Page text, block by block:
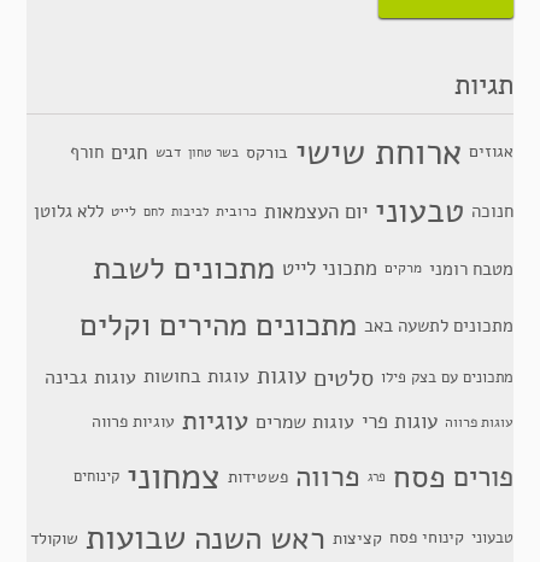
תגיות
אגוזים ארוחת שישי בורקס בשר טחון דבש חגים חורף
חנוכה טבעוני יום העצמאות כרובית לביבות לחם לייט ללא גלוטן
מטבח רומני מרקים מתכוני לייט מתכונים לשבת
מתכונים לתשעה באב מתכונים מהירים וקלים
מתכונים עם בצק פילו סלטים עוגות עוגות בחושות עוגות גבינה
עוגות פרווה עוגות פרי עוגות שמרים עוגיות עוגיות פרווה
פורים פסח פרג פרווה פשטידות צמחוני קינוחים
טבעוני קינוחי פסח קציצות ראש השנה שבועות שוקולד